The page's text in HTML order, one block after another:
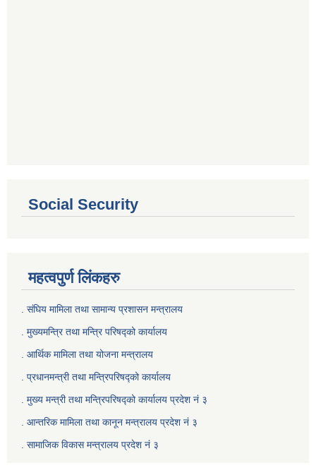
Social Security
महत्वपुर्ण लिंकहरु
. संघिय मामिला तथा सामान्य प्रशासन मन्त्रालय
. मुख्यमन्त्रि तथा मन्त्रि परिषद्को कार्यालय
. आर्थिक मामिला तथा योजना मन्त्रालय
. प्रधानमन्त्री तथा मन्त्रिपरिषद्को कार्यालय
मुख्य मन्त्री तथा मन्त्रिपरिषद्को कार्यालय प्रदेश नं ३
आन्तरिक मामिला तथा कानून मन्त्रालय प्रदेश नं ३
सामाजिक विकास मन्त्रालय प्रदेश नं ३